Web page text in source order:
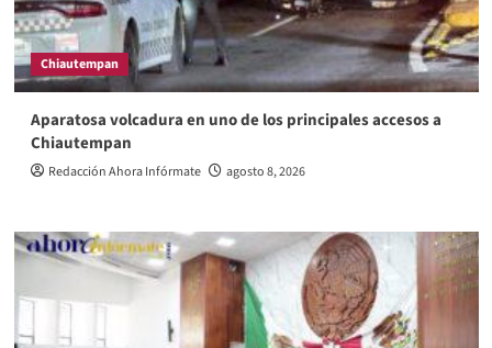
Chiautempan
Aparatosa volcadura en uno de los principales accesos a
Chiautempan
Redacción Ahora Infórmate agosto 8, 2026